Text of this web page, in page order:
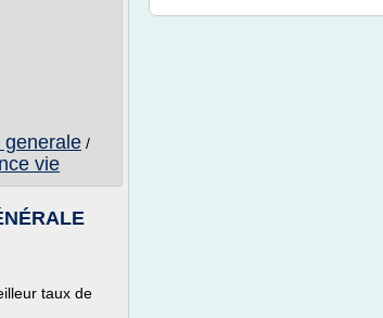
generale /
vie
taux de